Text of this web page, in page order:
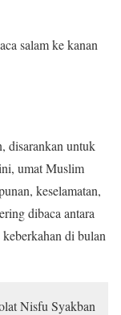
salam ke kanan
disarankan untuk
umat Muslim
keselamatan,
dibaca antara
di bulan
Nisfu Syakban